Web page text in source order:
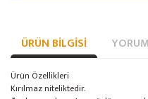
ÜRÜN BILGISI
Ürün Özellikleri
Kırılmaz niteliktedir.